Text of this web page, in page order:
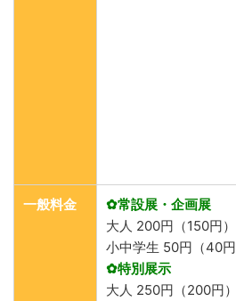
一般料金
✿常設展・企画展
大人 200円（150円）
小中学生 50円（40円
✿特別展示
大人 250円（200円）